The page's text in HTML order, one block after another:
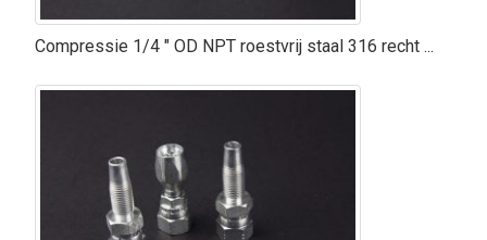
Compressie 1/4 ″ OD NPT roestvrij staal 316 recht ...